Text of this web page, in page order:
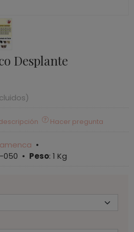
Desplante
Hacer pregunta
•
050 • Peso: 1 Kg